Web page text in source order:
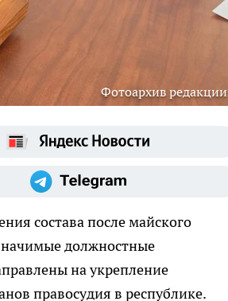
Фотоархив редакции
состава после майского
должностные
на укрепление
правосудия в республике.